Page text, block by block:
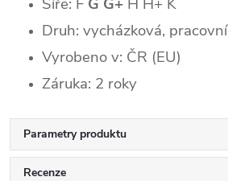
Druh: vycházková, pracovní
Vyrobeno v: ČR (EU)
Záruka: 2 roky
Parametry produktu
Recenze